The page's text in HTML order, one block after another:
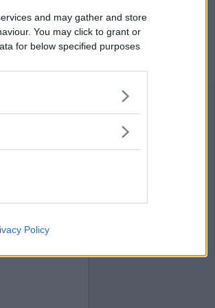
and may gather and store
You may click to grant or
for below specified purposes
Policy
bli